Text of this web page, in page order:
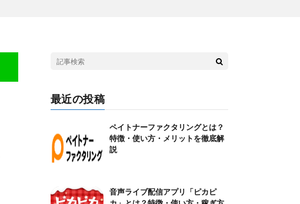
最近の投稿
ペイトナーファクタリングとは？
特徴・使い方・メリットを徹底解
説
音声ライブ配信アプリ「ピカピ